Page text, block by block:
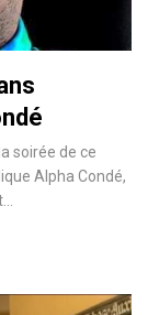
soirée de ce
Alpha Condé,